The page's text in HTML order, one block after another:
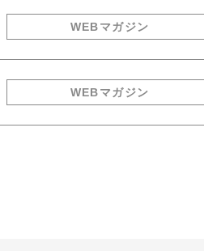
WEBマガジン
WEBマガジン